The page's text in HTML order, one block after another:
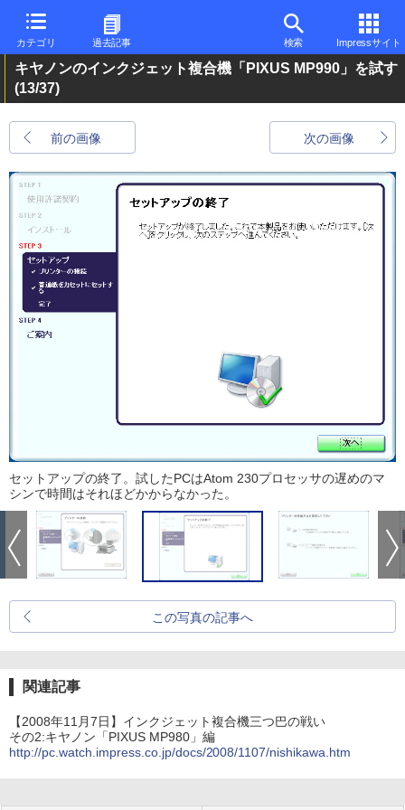
カテゴリ 過去記事 検索 Impressサイト
キヤノンのインクジェット複合機「PIXUS MP990」を試す
(13/37)
前の画像 次の画像
セットアップの終了。試したPCはAtom 230プロセッサの遅めのマ
シンで時間はそれほどかからなかった。
この写真の記事へ
関連記事
【2008年11月7日】インクジェット複合機三つ巴の戦い
その2:キヤノン「PIXUS MP980」編
http://pc.watch.impress.co.jp/docs/2008/1107/nishikawa.htm